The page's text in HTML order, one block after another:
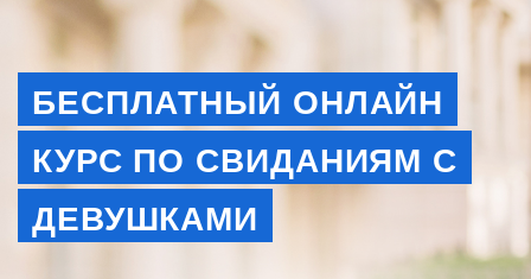
БЕСПЛАТНЫЙ ОНЛАЙН
КУРС ПО СВИДАНИЯМ С
ДЕВУШКАМИ